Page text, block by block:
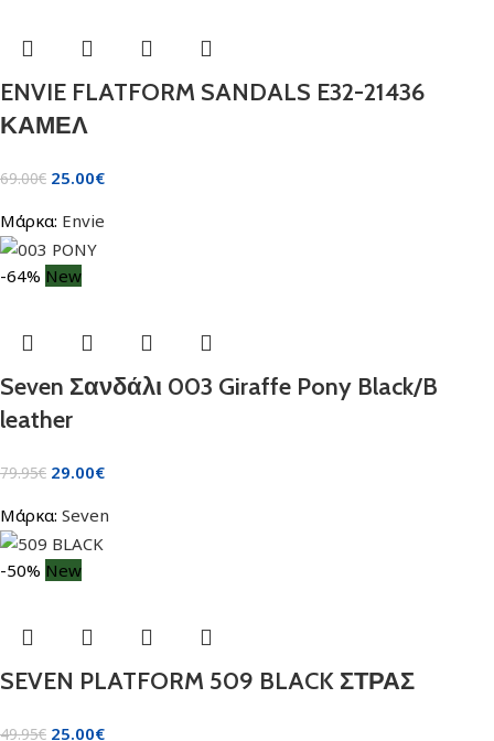
ENVIE FLATFORM SANDALS E32-21436
ΚΑΜΕΛ
69.00€ 25.00€
Μάρκα: Envie
-64% New
Seven Σανδάλι 003 Giraffe Pony Black/B
leather
79.95€ 29.00€
Μάρκα: Seven
-50% New
SEVEN PLATFORM 509 BLACK ΣΤΡΑΣ
49.95€ 25.00€